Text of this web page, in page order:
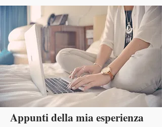
Appunti della mia esperienza